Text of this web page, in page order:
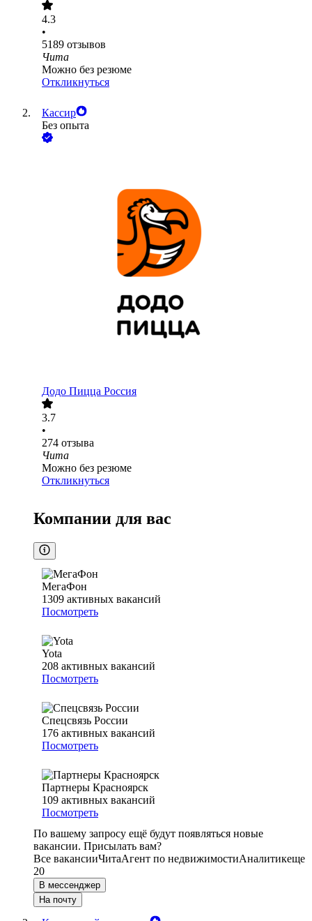
4.3
•
5189 отзывов
Чита
Можно без резюме
Откликнуться
Кассир
Без опыта
Додо Пицца Россия
3.7
•
274 отзыва
Чита
Можно без резюме
Откликнуться
Компании для вас
МегаФон
1309 активных вакансий
Посмотреть
Yota
208 активных вакансий
Посмотреть
Спецсвязь России
176 активных вакансий
Посмотреть
Партнеры Красноярск
109 активных вакансий
Посмотреть
По вашему запросу ещё будут появляться новые
вакансии. Присылать вам?
Все вакансииЧитаАгент по недвижимостиАналитикеще
20
В мессенджер
На почту